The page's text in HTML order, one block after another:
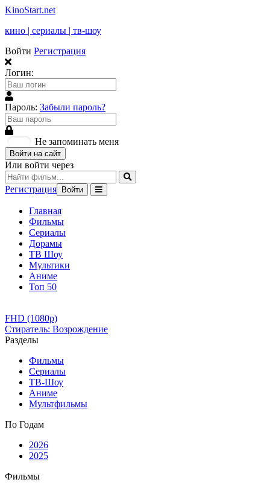
KinoStart.net
кино | сериалы | тв-шоу
Войти Регистрация
Логин:
Пароль: Забыли пароль?
Не запоминать меня
Войти на сайт
Или войти через
Регистрация Войти
Главная
Фильмы
Сериалы
Дорамы
ТВ Шоу
Мультики
Аниме
Топ 50
FHD (1080p)
Стиратель: Возрождение
Разделы
Фильмы
Сериалы
ТВ-Шоу
Аниме
Мультфильмы
По Годам
2026
2025
Фильмы